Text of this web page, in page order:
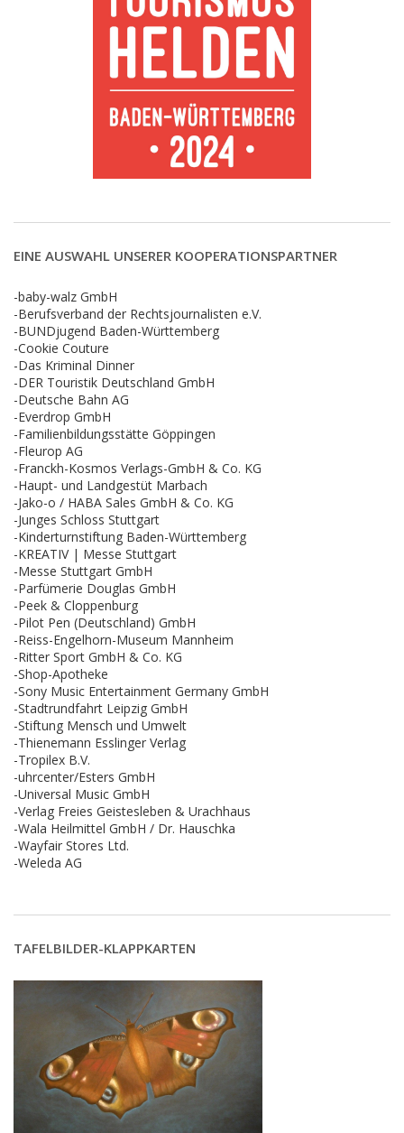
EINE AUSWAHL UNSERER KOOPERATIONSPARTNER
-baby-walz GmbH
-Berufsverband der Rechtsjournalisten e.V.
-BUNDjugend Baden-Württemberg
-Cookie Couture
-Das Kriminal Dinner
-DER Touristik Deutschland GmbH
-Deutsche Bahn AG
-Everdrop GmbH
-Familienbildungsstätte Göppingen
-Fleurop AG
-Franckh-Kosmos Verlags-GmbH & Co. KG
-Haupt- und Landgestüt Marbach
-Jako-o / HABA Sales GmbH & Co. KG
-Junges Schloss Stuttgart
-Kinderturnstiftung Baden-Württemberg
-KREATIV | Messe Stuttgart
-Messe Stuttgart GmbH
-Parfümerie Douglas GmbH
-Peek & Cloppenburg
-Pilot Pen (Deutschland) GmbH
-Reiss-Engelhorn-Museum Mannheim
-Ritter Sport GmbH & Co. KG
-Shop-Apotheke
-Sony Music Entertainment Germany GmbH
-Stadtrundfahrt Leipzig GmbH
-Stiftung Mensch und Umwelt
-Thienemann Esslinger Verlag
-Tropilex B.V.
-uhrcenter/Esters GmbH
-Universal Music GmbH
-Verlag Freies Geistesleben & Urachhaus
-Wala Heilmittel GmbH / Dr. Hauschka
-Wayfair Stores Ltd.
-Weleda AG
TAFELBILDER-KLAPPKARTEN